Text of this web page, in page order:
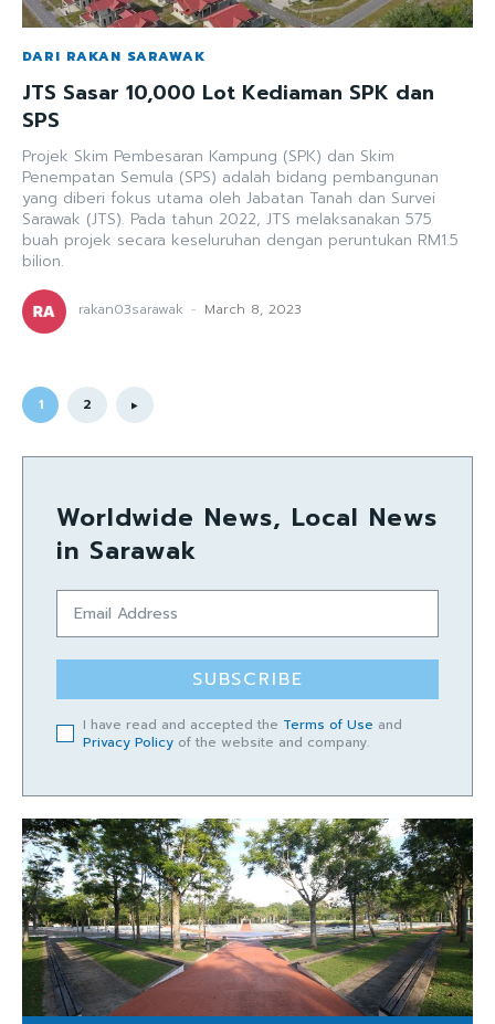
DARI RAKAN SARAWAK
JTS Sasar 10,000 Lot Kediaman SPK dan
SPS
Projek Skim Pembesaran Kampung (SPK) dan Skim
Penempatan Semula (SPS) adalah bidang pembangunan
yang diberi fokus utama oleh Jabatan Tanah dan Survei
Sarawak (JTS). Pada tahun 2022, JTS melaksanakan 575
buah projek secara keseluruhan dengan peruntukan RM1.5
bilion.
rakan03sarawak - March 8, 2023
1 2
Worldwide News, Local News
in Sarawak
SUBSCRIBE
I have read and accepted the Terms of Use and
Privacy Policy of the website and company.